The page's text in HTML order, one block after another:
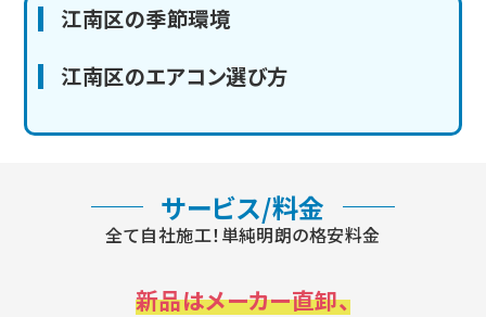
江南区の季節環境
江南区のエアコン選び方
サービス/料金
全て自社施工！単純明朗の格安料金
新品はメーカー直卸、